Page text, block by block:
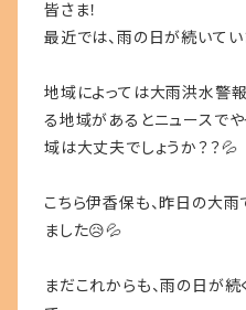
皆さま！
最近では、雨の日が続いてい
地域によっては大雨洪水警
る地域があるとニュースでや
域は大丈夫でしょうか？？💦
こちら伊香保も、昨日の大
ました😥💦
まだこれからも、雨の日が